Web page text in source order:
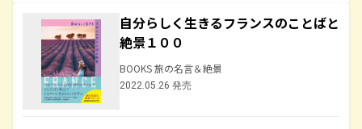
自分らしく生きるフランスのことばと
絶景１００
BOOKS 旅の名言＆絶景
2022.05.26 発売